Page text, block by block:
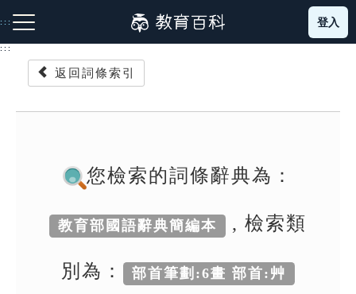
到
主
:::
生字詞彙表
登入
:::
返回詞條索引
您檢索的詞條辭典為：
教育部國語辭典簡編本 , 檢索類
別為： 部首筆劃:6畫 部首:艸